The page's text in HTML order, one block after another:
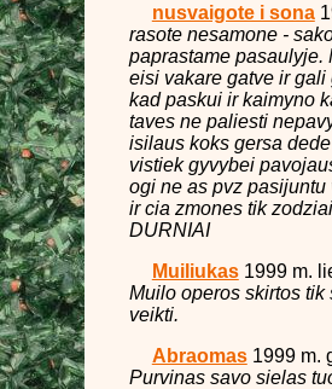
nusvaigote i sona
rasote nesamone -
paprastame pasaulyje.
eisi vakare gatve ir
kad paskui ir kaimyno
taves ne paliesti
isilaus koks gersa
vistiek gyvybei
ogi ne as pvz
ir cia zmones tik
DURNIAI
Muiliukas1999 m.
Muilo operos skirtos
veikti.
Abraomas1999 m.
Purvinas savo sielas